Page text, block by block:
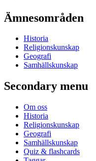
Ämnesområden
Historia
Religionskunskap
Geografi
Samhällskunskap
Secondary menu
Om oss
Historia
Religionskunskap
Geografi
Samhällskunskap
Quiz & flashcards